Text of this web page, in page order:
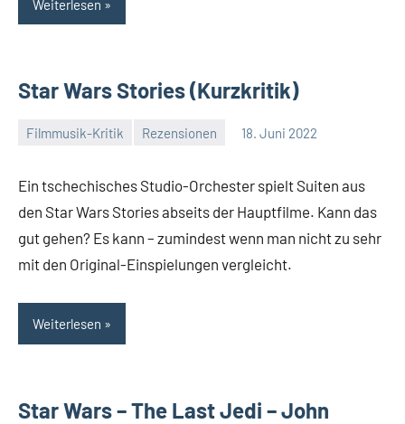
Weiterlesen
Star Wars Stories (Kurzkritik)
Filmmusik-Kritik Rezensionen 18. Juni 2022
Ein tschechisches Studio-Orchester spielt Suiten aus
den Star Wars Stories abseits der Hauptfilme. Kann das
gut gehen? Es kann – zumindest wenn man nicht zu sehr
mit den Original-Einspielungen vergleicht.
Weiterlesen
Star Wars – The Last Jedi – John